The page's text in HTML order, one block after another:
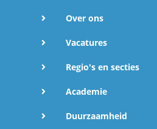
Over ons
Vacatures
Regio's en secties
Academie
Duurzaamheid